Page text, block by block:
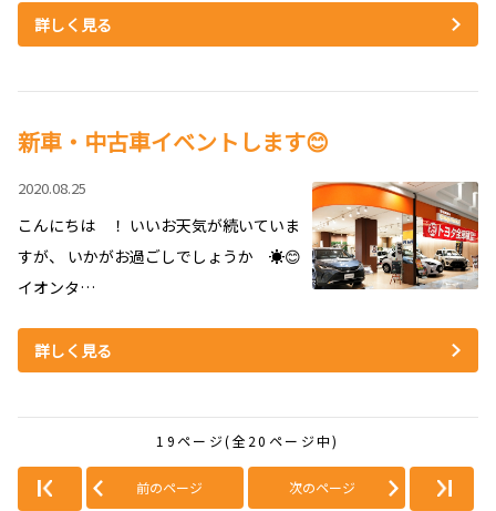
詳しく見る
新車・中古車イベントします😊
2020.08.25
こんにちは ！ いいお天気が続いていま
すが、 いかがお過ごしでしょうか ☀😊
イオンタ…
詳しく見る
19ページ(全20ページ中)
前のページ 次のページ